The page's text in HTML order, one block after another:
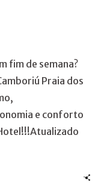
fim de semana?
Praia dos
e conforto